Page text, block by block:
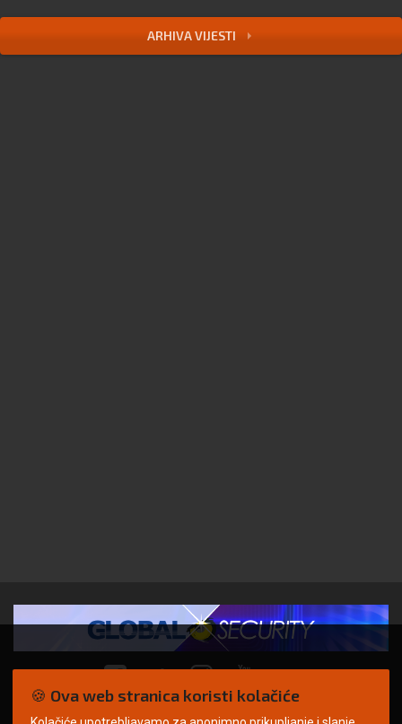
ARHIVA VIJESTI
🍪 Ova web stranica koristi kolačiće